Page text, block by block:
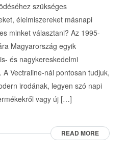
szükséges
élelmiszereket másnapi
minket választani? Az 1995-
Magyarország egyik
és nagykereskedelmi
Vectraline-nál pontosan tudjuk,
irodának, legyen szó napi
vagy új […]
READ MORE